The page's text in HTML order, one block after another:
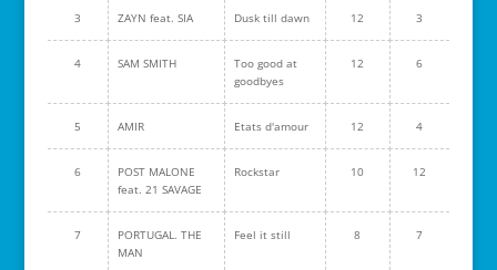
3 ZAYN feat. SIA Dusk till dawn 12 3
4 SAM SMITH
Too good at
goodbyes
12 6
5 AMIR Etats d'amour 12 4
6
POST MALONE
feat. 21 SAVAGE
Rockstar 10 12
7
PORTUGAL. THE
MAN
Feel it still 8 7